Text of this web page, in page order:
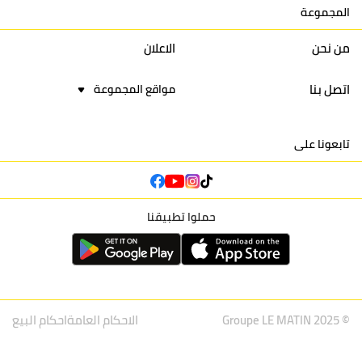
16 نادي أولمبيك آسفي 30
24
42
22
المجموعة
من نحن
الاعلان
اتصل بنا
مواقع المجموعة
تابعونا على
حملوا تطبيقنا
© Groupe LE MATIN 2025 الاحكام العامةاحكام البيع